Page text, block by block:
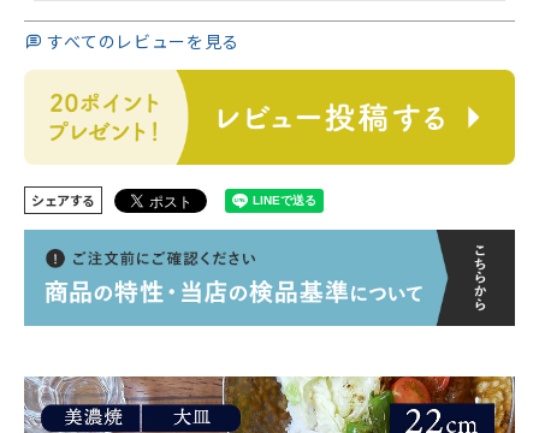
すべてのレビューを見る
シェアする